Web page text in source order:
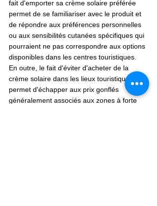
fait d'emporter sa crème solaire préférée
permet de se familiariser avec le produit et
de répondre aux préférences personnelles
ou aux sensibilités cutanées spécifiques qui
pourraient ne pas correspondre aux options
disponibles dans les centres touristiques.
En outre, le fait d'éviter d'acheter de la
crème solaire dans les lieux touristiques
permet d'échapper aux prix gonflés
généralement associés aux zones à forte